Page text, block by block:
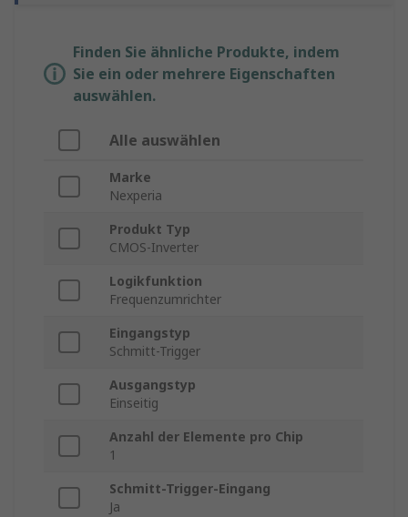
Finden Sie ähnliche Produkte, indem
Sie ein oder mehrere Eigenschaften
auswählen.
Alle auswählen
Marke
Nexperia
Produkt Typ
CMOS-Inverter
Logikfunktion
Frequenzumrichter
Eingangstyp
Schmitt-Trigger
Ausgangstyp
Einseitig
Anzahl der Elemente pro Chip
1
Schmitt-Trigger-Eingang
Ja